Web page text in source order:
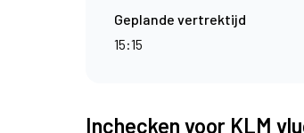
Geplande vertrektijd
15:15
Inchecken voor KLM